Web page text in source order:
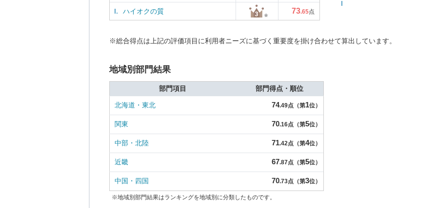
I. ハイオクの質 73.65点
I
※総合得点は上記の評価項目に利用者ニーズに基づく重要度を掛け合わせて算出しています。
地域別部門結果
部門項目 部門得点・順位
北海道・東北 74.49点（第1位）
関東 70.16点（第5位）
中部・北陸 71.42点（第4位）
近畿 67.87点（第5位）
中国・四国 70.73点（第3位）
※地域別部門結果はランキングを地域別に分類したものです。